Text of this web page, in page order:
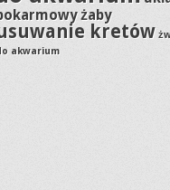
żaby
kretów
akwarium